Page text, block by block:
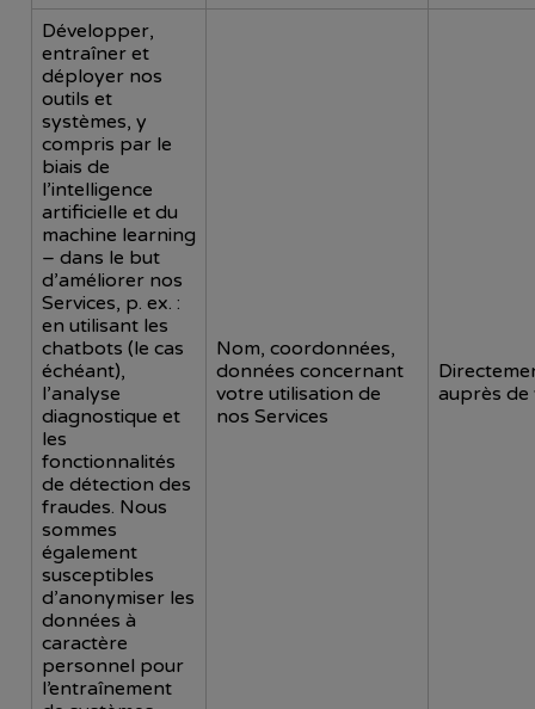
Développer,
entraîner et
déployer nos
outils et
systèmes, y
compris par le
biais de
l’intelligence
artificielle et du
machine learning
– dans le but
d’améliorer nos
Services, p. ex. :
en utilisant les
chatbots (le cas
échéant),
l’analyse
diagnostique et
les
fonctionnalités
de détection des
fraudes. Nous
sommes
également
susceptibles
d’anonymiser les
données à
caractère
personnel pour
l’entraînement
Nom, coordonnées,
données concernant
votre utilisation de
nos Services
auprès de